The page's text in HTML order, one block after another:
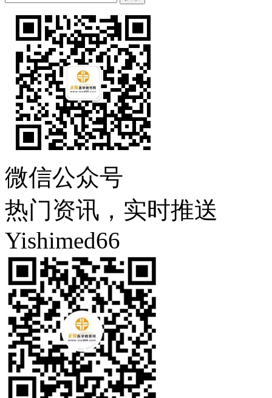
微信公众号
热门资讯，实时推送
Yishimed66